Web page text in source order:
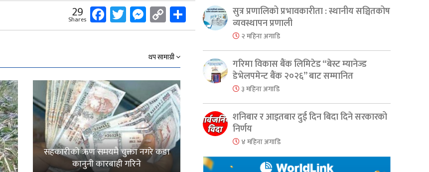
29
Shares Facebook
Twitter
Messenger
Copy
Link
Share
थप सामाग्री
सहकारीको ऋण समयमै चुक्ता नगरे कडा
कानुनी कारबाही गरिने
सुत्र प्रणालिको प्रभावकारीता : स्थानीय सञ्चितकोष
व्यवस्थापन प्रणाली
२ महिना अगाडि
गरिमा विकास बैंक लिमिटेड “बेस्ट म्यानेज्ड
डेभेलपमेन्ट बैंक २०२६” बाट सम्मानित
३ महिना अगाडि
शनिबार र आइतबार दुई दिन बिदा दिने सरकारको
निर्णय
४ महिना अगाडि